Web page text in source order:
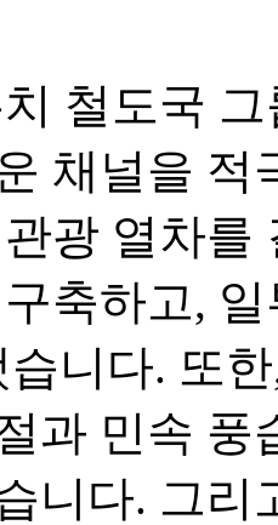
철도국
채널을 적
광 열차를
축하고,
니다. 또
과 민속 풍
니다. 그리